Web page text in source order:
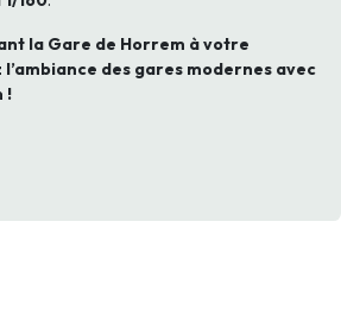
la Gare de Horrem à votre
des gares modernes avec
!